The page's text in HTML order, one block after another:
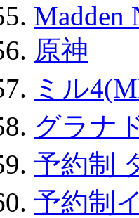
Madden
原神
ミル
グラナ
予約制
予約制